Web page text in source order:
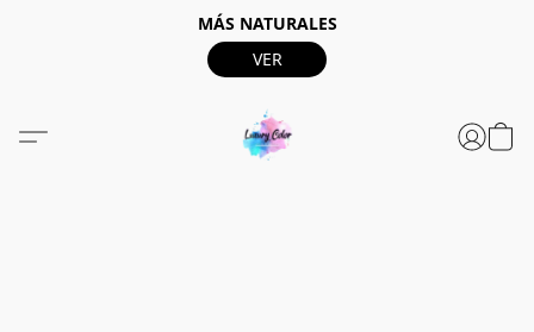
MÁS NATURALES
VER